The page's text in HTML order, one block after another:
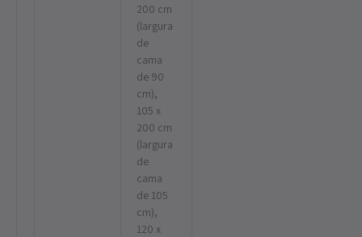
200 cm
(largura
de
cama
de 90
cm),
105 x
200 cm
(largura
de
cama
de 105
cm),
120 x